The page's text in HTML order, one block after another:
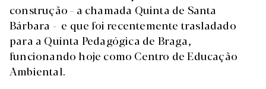
construção - a chamada Quinta de Santa
Bárbara - e que foi recentemente trasladado
para a Quinta Pedagógica de Braga,
funcionando hoje como Centro de Educação
Ambiental.